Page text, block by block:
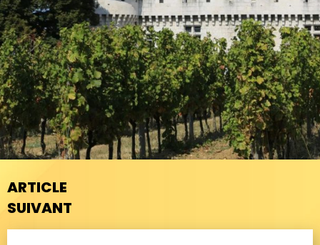
ARTICLE
SUIVANT